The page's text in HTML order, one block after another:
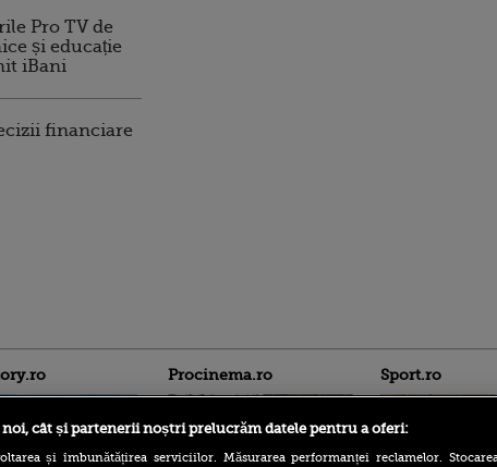
Pro TV de
și educație
iBani
financiare
Procinema.ro Sport.ro
noi, cât și partenerii noștri prelucrăm datele pentru a oferi:
și îmbunătățirea serviciilor. Măsurarea performanței reclamelor.